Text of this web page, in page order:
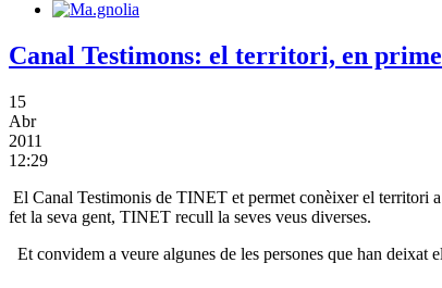
Canal Testimons: el territori, en
15
Abr
2011
12:29
El Canal Testimonis de TINET et permet conèixer el territori
fet la seva gent, TINET recull la seves veus diverses.
Et convidem a veure algunes de les persones que han deixat